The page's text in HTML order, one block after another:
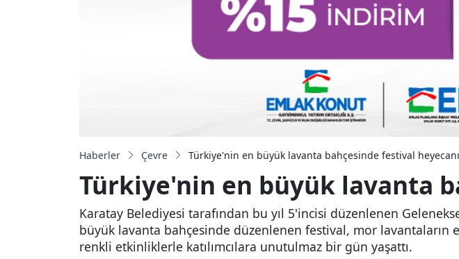
Haberler Çevre Türkiye'nin en büyük lavanta bahçesinde festival heyecanı
Türkiye'nin en büyük lavanta
Karatay Belediyesi tarafından bu yıl 5'incisi düzenlenen
büyük lavanta bahçesinde düzenlenen festival, mor lavantaların
renkli etkinliklerle katılımcılara unutulmaz bir gün yaşattı.